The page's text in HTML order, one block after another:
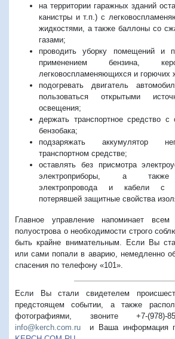
на территории гаражных зданий
канистры и т.п.) с
жидкостями, а также баллоны со
газами;
проводить уборку помещений и
применением бензина,
легковоспламеняющихся и горючих
подогревать двигатель
пользоваться открытыми
освещения;
держать транспортное средство с
бензобака;
подзаряжать аккумулятор
транспортном средстве;
оставлять без присмотра
электроприборы, а также
электропровода и кабели с
потерявшей защитные свойства
Главное управление напоминает
полуострова о необходимости строго
быть крайне внимательным. Если Вы
или сами попали в аварию, немедленно
спасения по телефону «101».
Если Вы стали свидетелем
предстоящем событии, а также
фотографиями, звоните +7-(978)-
info@kerch.com.ru и Ваша информация